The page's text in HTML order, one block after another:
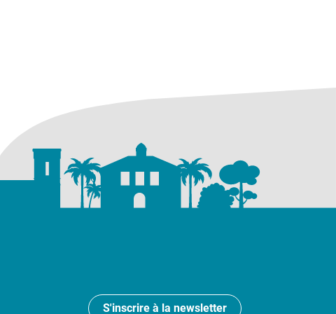
S'inscrire à la newsletter